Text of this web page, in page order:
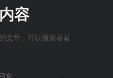
容
文章，可以搜索看看